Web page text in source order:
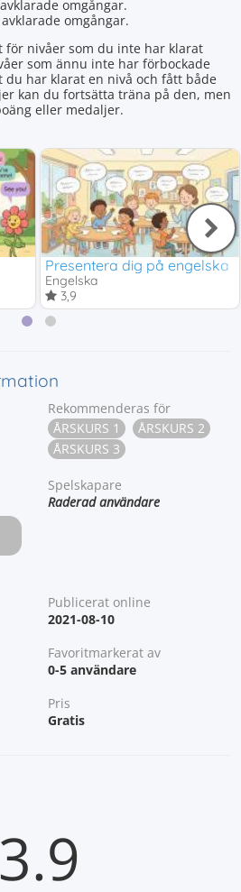
omgångar.
omgångar.
för nivåer som du inte har klarat
som ännu inte har förbockade
du har klarat en nivå och fått både
kan du fortsätta träna på den, men
eller medaljer.
Presentera dig på engelska
Engelska
3,9
Rekommenderas för
ÅRSKURS 1
ÅRSKURS 2
ÅRSKURS 3
Spelskapare
Raderad användare
Publicerat online
2021-08-10
Favoritmarkerat av
0-5 användare
Pris
Gratis
3.9